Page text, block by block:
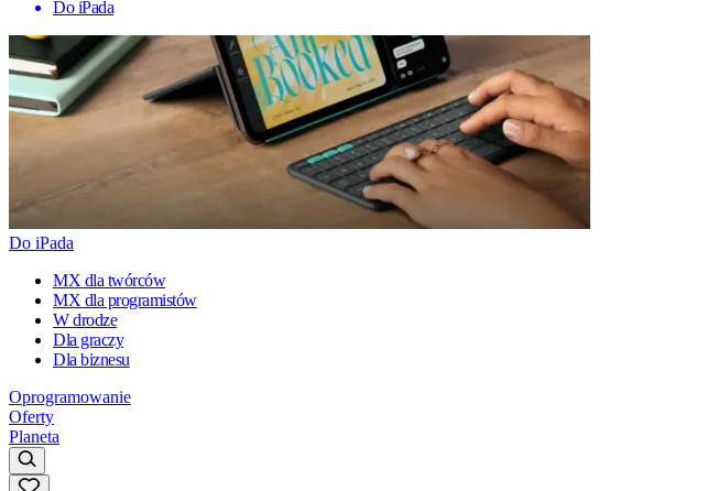
Do iPada
Do iPada
MX dla twórców
MX dla programistów
W drodze
Dla graczy
Dla biznesu
Oprogramowanie
Oferty
Planeta